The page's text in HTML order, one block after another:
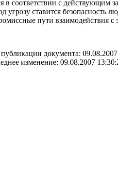
соответствии с действующим
угрозу ставится безопасность
пути взаимодействия с
публикации документа:
изменение: 09.08.2007